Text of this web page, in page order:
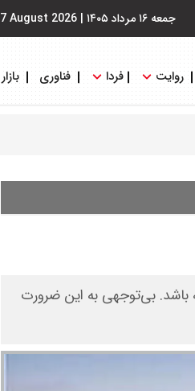
جمعه ۱۶ مرداد ۱۴۰۵ |
7 August 2026
روایت فردا فناوری بازار
باشد. بی‌توجهی به این ضرورت